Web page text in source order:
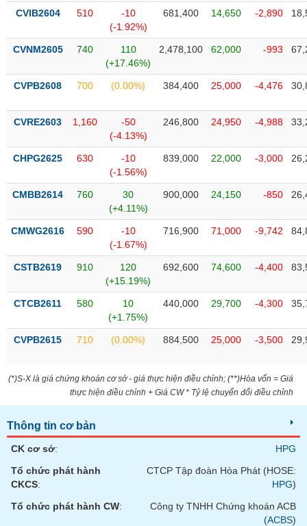
CVIB2604 510
-10
(-1.92%)
681,400 14,650 -2,890
CVNM2605 740
110
(+17.46%)
2,478,100 62,000 -993
CVPB2608 700 (0.00%) 384,400 25,000 -4,476
CVRE2603 1,160
-50
(-4.13%)
246,800 24,950 -4,988
CHPG2625 630
-10
(-1.56%)
839,000 22,000 -3,000
CMBB2614 760
30
(+4.11%)
900,000 24,150 -850
CMWG2616 590
-10
(-1.67%)
716,900 71,000 -9,742
CSTB2619 910
120
(+15.19%)
692,600 74,600 -4,400
CTCB2611 580
10
(+1.75%)
440,000 29,700 -4,300
CVPB2615 710 (0.00%) 884,500 25,000 -3,500
(*)S-X là giá chứng khoán cơ sở - giá thực hiện điều chỉnh; (**)Hòa vốn = Giá
thực hiện điều chỉnh + Giá CW * Tỷ lệ chuyển đổi điều chỉnh
Thông tin cơ bản
CK cơ sở:
HPG
Tổ chức phát hành
CKCS:
CTCP Tập đoàn Hòa Phát (HOSE:
HPG)
Tổ chức phát hành CW:
Công ty TNHH Chứng khoán ACB
(ACBS)
ĐỘNG
khoán
(-)
Tất cả Cổ phiếu Chỉ số Chứng chỉ quỹ Chứng
Lãnh
Người nội bộ Người liên quan
tức
(-)
Bài
giả
(-)
Báo
cáo
phân
tích